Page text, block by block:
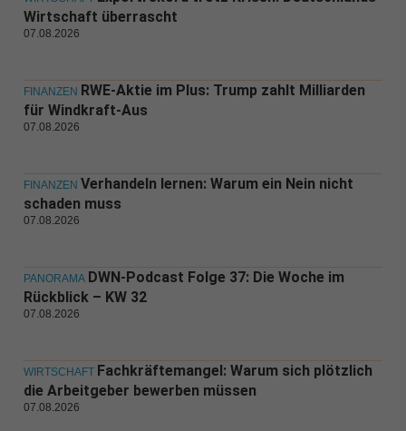
Wirtschaft überrascht
07.08.2026
FINANZEN RWE-Aktie im Plus: Trump zahlt Milliarden
für Windkraft-Aus
07.08.2026
FINANZEN Verhandeln lernen: Warum ein Nein nicht
schaden muss
07.08.2026
PANORAMA DWN-Podcast Folge 37: Die Woche im
Rückblick – KW 32
07.08.2026
WIRTSCHAFT Fachkräftemangel: Warum sich plötzlich
die Arbeitgeber bewerben müssen
07.08.2026